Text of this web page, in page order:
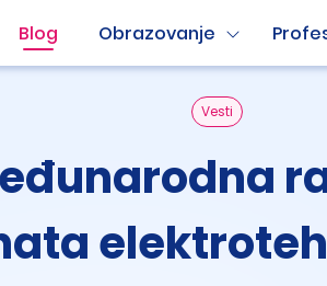
Blog Obrazovanje
Vesti